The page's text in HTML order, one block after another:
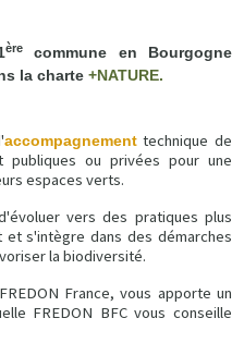
ère
commune en Bourgogne
la charte+NATURE.
accompagnementtechnique de
publiques ou privées pour une
espaces verts.
vers des pratiques plus
s'intègre dans des démarches
la biodiversité.
France, vous apporte un
FREDON BFC vous conseille